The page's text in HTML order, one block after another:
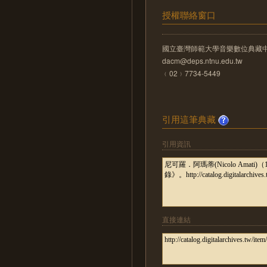
授權聯絡窗口
國立臺灣師範大學音樂數位典藏
dacm@deps.ntnu.edu.tw
﹙02﹚7734-5449
引用這筆典藏
引用資訊
直接連結